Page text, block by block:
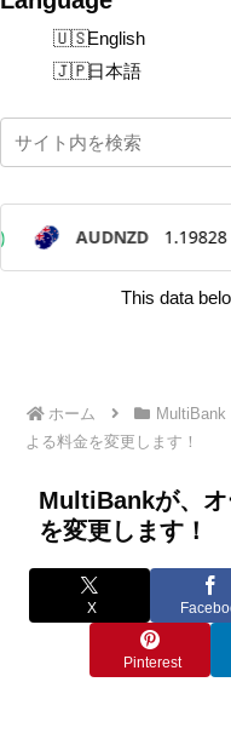
English
日本語
This data
ホーム MultiBank
よる料金を変更します！
MultiBankが、オ
を変更します！
X
Pinterest